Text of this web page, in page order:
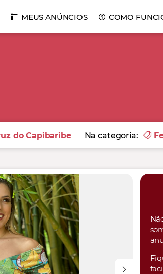
MEUS ANÚNCIOS COMO
do Capibaribe Na categoria: